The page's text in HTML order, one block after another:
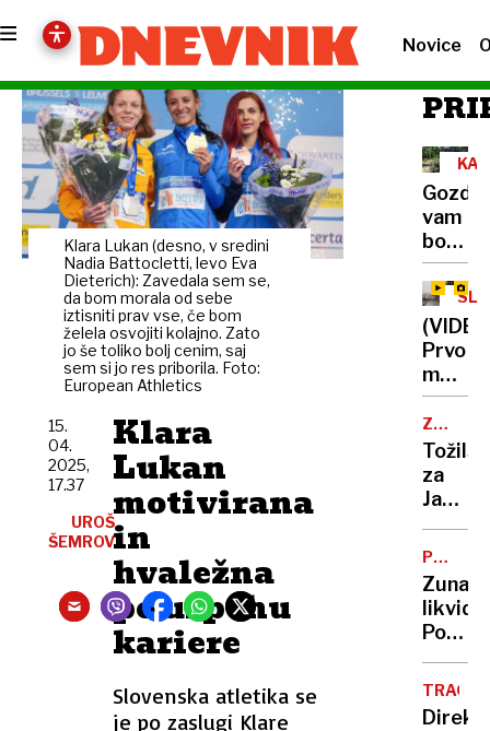
Novice
Klara Lukan (desno, v sredini
Nadia Battocletti, levo Eva
Dieterich): Zavedala sem se,
da bom morala od sebe
iztisniti prav vse, če bom
želela osvojiti kolajno. Zato
jo še toliko bolj cenim, saj
sem si jo res priborila. Foto:
European Athletics
Klara
Lukan
motivirana
in
hvaležna
po uspehu
kariere
Slovenska atletika se
je po zaslugi Klare
15.
04.
2025,
17.37
UROŠ
ŠEMROV
KAJ
Gozdar
vam
bo
lahko
tehtal
gobe
in
čemaž
Prvo
na
novi
ZADEVA
TRENTA
za
Janšo
dve
leti
sodba
bo
znana
v
petek
POVOJNI
POBOJI
Po
80
letih
še